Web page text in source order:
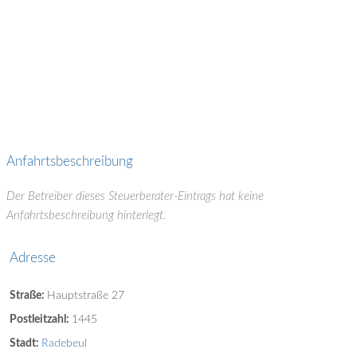
Anfahrtsbeschreibung
Der Betreiber dieses Steuerberater-Eintrags hat keine
Anfahrtsbeschreibung hinterlegt.
Adresse
Straße: Hauptstraße 27
Postleitzahl: 1445
Stadt: Radebeul